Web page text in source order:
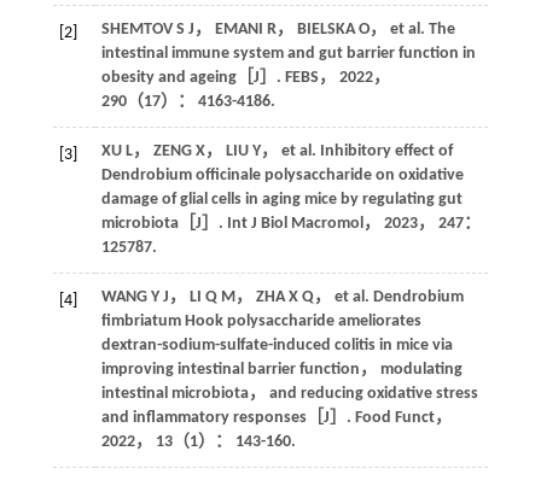
[2] SHEMTOV S J ， EMANI R， BIELSKA O， et al. The
intestinal immune system and gut barrier function in
obesity and ageing［J］. FEBS ， 2022，
290（17）： 4163-4186.
[3] XU L， ZENG X， LIU Y， et al. Inhibitory effect of
Dendrobium officinale polysaccharide on oxidative
damage of glial cells in aging mice by regulating gut
microbiota［J］. Int J Biol Macromol ， 2023， 247：
125787.
[4] WANG Y J ， LI Q M， ZHA X Q， et al. Dendrobium
fimbriatum Hook polysaccharide ameliorates
dextran-sodium-sulfate-induced colitis in mice via
improving intestinal barrier function， modulating
intestinal microbiota， and reducing oxidative stress
and inflammatory responses［J］. Food Funct，
2022， 13（1）： 143-160.